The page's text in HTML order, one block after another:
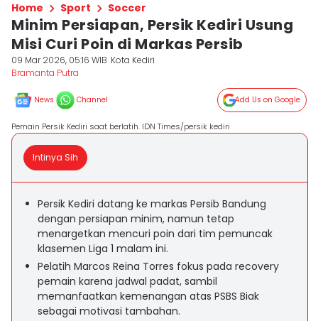
Home Sport Soccer
Minim Persiapan, Persik Kediri Usung
Misi Curi Poin di Markas Persib
09 Mar 2026, 05:16 WIB Kota Kediri
Bramanta Putra
News Channel Add Us on Google
Pemain Persik Kediri saat berlatih. IDN Times/persik kediri
Intinya Sih
Persik Kediri datang ke markas Persib Bandung
dengan persiapan minim, namun tetap
menargetkan mencuri poin dari tim pemuncak
klasemen Liga 1 malam ini.
Pelatih Marcos Reina Torres fokus pada recovery
pemain karena jadwal padat, sambil
memanfaatkan kemenangan atas PSBS Biak
sebagai motivasi tambahan.